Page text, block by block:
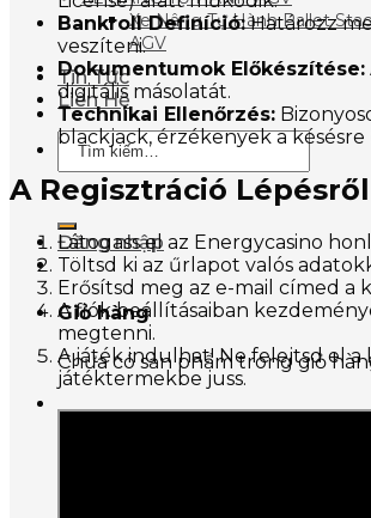
Xe Nâng Tự Hành Pallet
AGV
Tin Tức
Liên Hệ
Tìm
kiếm:
Đăng nhập
Giỏ hàng
Chưa có sản phẩm trong giỏ
Bankroll Definíció:Határozz
veszíteni.
Dokumentumok Előkészítése:
digitális másolatát.
Technikai Ellenőrzés:
blackjack, érzékenyek a késésre
A Regisztráció
Látogass el az Energycasino
Töltsd ki az űrlapot valós
Erősítsd meg az e-mail címed a
A fiók beállításaiban
megtenni.
A játék indulhat! Ne felejtsd el a
játéktermekbe juss.